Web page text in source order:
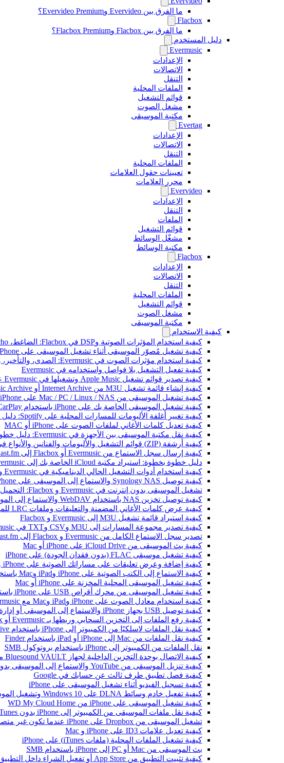
ما الفرق بين Evervideo وEvervideo Premium؟
Flacbox
ما الفرق بين Flacbox وFlacbox Premium؟
دليل المستخدم
Evermusic
الإعدادات
الاتصالات
التنقل
الملفات المحلية
قوائم التشغيل
مشغل الصوت
مكتبة الموسيقى
Evertag
الإعدادات
الاتصالات
التنقل
الملفات المحلية
تعيينات حقول العلامات
محرر العلامات
Evervideo
الإعدادات
التنقل
الملفات
قوائم التشغيل
مشغّل الوسائط
مكتبة الوسائط
Flacbox
الإعدادات
الاتصالات
التنقل
الملفات المحلية
قوائم التشغيل
مشغل الصوت
مكتبة الموسيقى
كيفية الاستخدام
كيفية استخدام المؤثرات الصوتية وDSP في Flacbox: الضاغط، Freeverb، Crossfeed، Echo، تسوية مستوى الصوت، والمزيد
كيفية تشغيل مُصوّر الموسيقى أثناء تشغيل الموسيقى على iPhone وiPad وMac
كيفية استخدام مؤثرات الصوت في Evermusic: الصدى، والتأخير، والتشويه، والضاغط، والتغذية المتقاطعة، وتسوية مستوى الصوت
كيفية تفعيل التشغيل بلا فواصل واستخدامه في Evermusic
كيفية تصدير قوائم تشغيل Apple Music وتشغيلها في Evermusic على Mac
كيفية إنشاء قائمة تشغيل M3U من Internet Archive أو Live Music Archive
كيفية تشغيل الموسيقى من Mac / PC / Linux / NAS على iPhone باستخدام خادم Kodi DLNA
كيفية تشغيل الموسيقى الخاصة بك على iPhone باستخدام CarPlay
كيفية تغيير أغلفة الألبومات للمسارات المحلية على Spotify: دليل خطوة بخطوة (الهاتف وسطح المكتب)
كيفية تعديل كلمات الأغاني لملفات الصوت على iPhone أو MAC
كيفية نقل مكتبة الموسيقى بين الأجهزة في Evermusic: دليل خطوة بخطوة
كيفية أرشفة (ZIP) قوائم التشغيل والألبومات والفنانين والأنواع في Evermusic و Flacbox ونقلها إلى جهاز آخر
كيفية إرسال سجل الاستماع من Evermusic أو Flacbox إلى Last.fm
دليل خطوة بخطوة: استيراد مكتبة iCloud الخاصة بك إلى Evermusic و Flacbox
كيفية استخدام أدوات التشغيل الحالي الديناميكية في Evermusic و Flacbox على iPhone و Mac
كيفية توصيل Synology NAS والاستماع إلى الموسيقى على iPhone أو Mac
تشغيل الموسيقى بدون إنترنت في Evermusic و Flacbox: التحميل والمزامنة من السحابة إلى الملفات المحلية
كيفية توصيل تخزين NAS باستخدام WebDAV والاستماع إلى الموسيقى على iPhone أو Mac
كيفية عرض كلمات الأغاني المضمنة والتعليقات وملفات LRC للموسيقى على iPhone أو Mac
كيفية استيراد قائمة تشغيل M3U إلى Evermusic و Flacbox
كيفية تصدير مجموعة المسارات إلى M3U وCSV وTXT في Evermusic و Flacbox
تصدير سجل الاستماع الكامل من Evermusic و Flacbox إلى Last.fm
كيفية بث الموسيقى من iCloud Drive على iPhone أو Mac
كيفية تشغيل موسيقى FLAC (بدون فقدان الجودة) على iPhone
كيفية إضافة وعرض تعليقات على مساراتك الصوتية على iPhone وiPad وMac باستخدام Evermusic وFlacbox
كيفية الاستماع إلى الكتب الصوتية على iPhone وiPad وMac باستخدام Evermusic
كيفية تشغيل الموسيقى المحلية المخزنة على iPhone أو Mac
كيفية تشغيل الموسيقى من محرك أقراص USB على iPhone باستخدام Evermusic و iXpand من SanDisk
كيفية استخدام معادل الصوت على iPhone وiPad وMac مع Evermusic وFlacbox
كيفية توصيل USB بجهاز iPhone والاستماع إلى الموسيقى أو إدارة الملفات الموجودة عليه
كيفية رفع الملفات إلى التخزين السحابي وربطها بـ Evermusic أو Flacbox أو Evertag
كيفية نقل الملفات لاسلكيًا من الكمبيوتر إلى iPhone باستخدام Wi-Fi Drive
كيفية نقل الملفات من Mac إلى iPhone أو iPad باستخدام Finder
نقل الملفات من الكمبيوتر إلى iPhone باستخدام بروتوكول SMB
كيفية الاتصال بوحدة التخزين الداخلية لجهاز Bluesound VAULT من Evermusic وFlacbox وEvertag
كيفية تنزيل الموسيقى من YouTube والاستماع إلى الموسيقى بدون اتصال على iPhone
كيفية فصل تطبيق طرف ثالث عن حسابك في Google
كيفية تسجيل الفيديو أثناء تشغيل الموسيقى على iPhone
كيفية تفعيل خادم وسائط DLNA على Windows 10 وتشغيل الموسيقى على iPhone
كيفية تشغيل الموسيقى على iPhone من WD My Cloud Home
كيفية نقل ملفات الموسيقى من الكمبيوتر إلى iPhone بدون iTunes باستخدام WiFi-Drive
تشغيل الموسيقى من Dropbox على iPhone عندما تكون غير متصل بالإنترنت
كيفية تعديل علامات ID3 على iPhone و Mac
كيفية تشغيل الملفات المحلية (ملفات iTunes) على iPhone
بث الموسيقى من Mac أو PC إلى iPhone باستخدام SMB
كيفية تثبيت التطبيق من App Store أو تفعيل الشراء داخل التطبيق باستخدام رمز استرداد ترويجي